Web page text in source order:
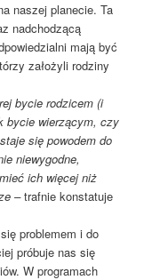
naszej planecie. Ta
nadchodzącą
mają być
założyli rodziny
bycie rodzicem (i
bycie wierzącym, czy
się powodem do
niewygodne,
ich więcej niż
–trafnie konstatuje
problemem i do
próbuje nas się
W programach